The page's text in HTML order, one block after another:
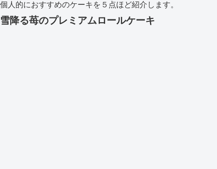
個人的におすすめのケーキを５点ほど紹介します。
雪降る苺のプレミアムロールケーキ